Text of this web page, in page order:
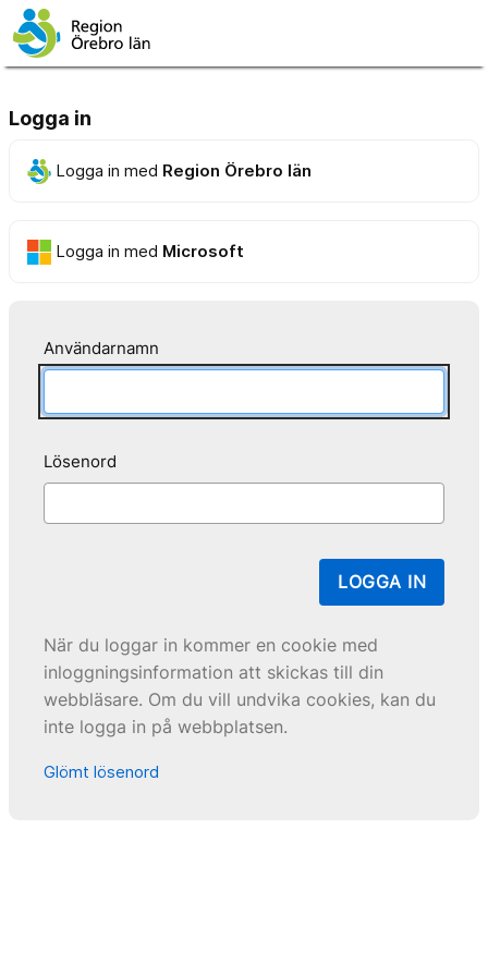
Logga in
Logga in med Region Örebro län
Logga in med Microsoft
Användarnamn
Lösenord
LOGGA IN
När du loggar in kommer en cookie med
inloggningsinformation att skickas till din
webbläsare. Om du vill undvika cookies, kan du
inte logga in på webbplatsen.
Glömt lösenord